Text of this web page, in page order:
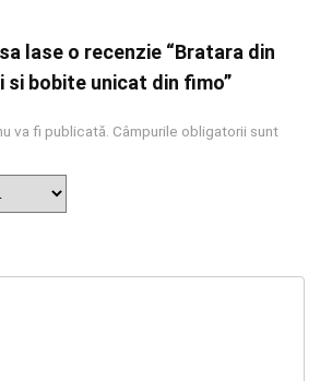
lase o recenzie “Bratara din
si bobite unicat din fimo”
va fi publicată. Câmpurile obligatorii sunt